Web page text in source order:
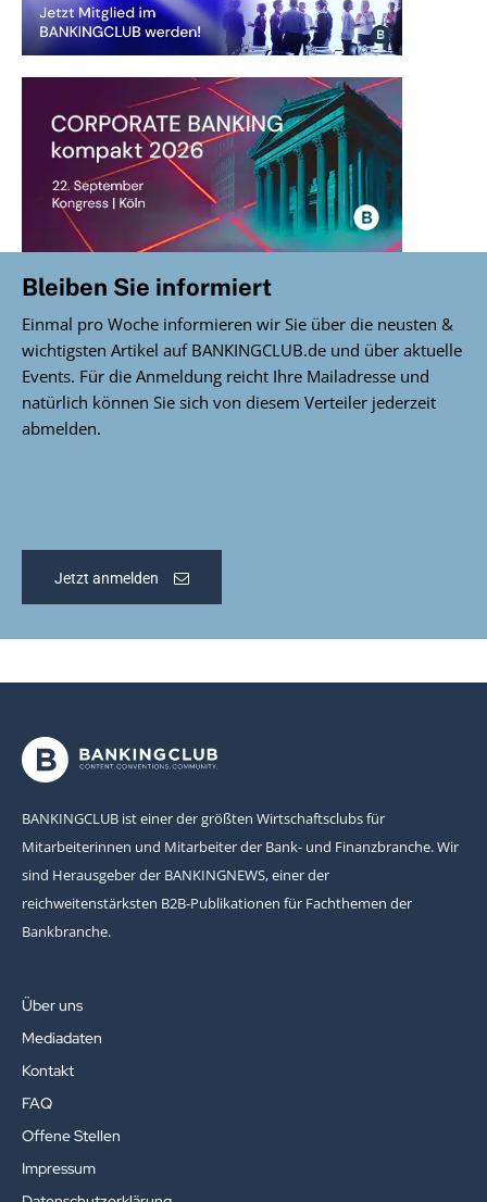
Bleiben Sie informiert
Einmal pro Woche informieren wir Sie über die neusten &
wichtigsten Artikel auf BANKINGCLUB.de und über aktuelle
Events. Für die Anmeldung reicht Ihre Mailadresse und
natürlich können Sie sich von diesem Verteiler jederzeit
abmelden.
Jetzt anmelden
BANKINGCLUB ist einer der größten Wirtschaftsclubs für
Mitarbeiterinnen und Mitarbeiter der Bank- und Finanzbranche. Wir
sind Herausgeber der BANKINGNEWS, einer der
reichweitenstärksten B2B-Publikationen für Fachthemen der
Bankbranche.
Über uns
Mediadaten
Kontakt
FAQ
Offene Stellen
Impressum